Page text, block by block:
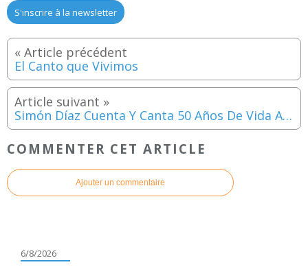
S'inscrire à la newsletter
El Canto que Vivimos
Simón Díaz Cuenta Y Canta 50 Años De Vida Artística
COMMENTER CET ARTICLE
Ajouter un commentaire
6/8/2026